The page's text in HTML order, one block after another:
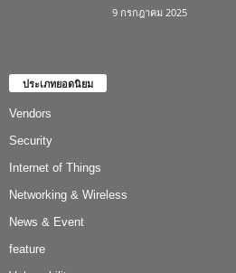
9 กรกฎาคม 2025
ประเภทยอดนิยม
Vendors
Security
Internet of Things
Networking & Wireless
News & Event
feature